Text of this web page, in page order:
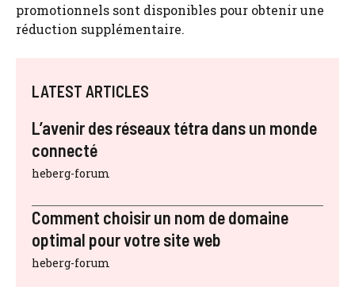
promotionnels sont disponibles pour obtenir une
réduction supplémentaire.
LATEST ARTICLES
L’avenir des réseaux tétra dans un monde
connecté
heberg-forum
Comment choisir un nom de domaine
optimal pour votre site web
heberg-forum